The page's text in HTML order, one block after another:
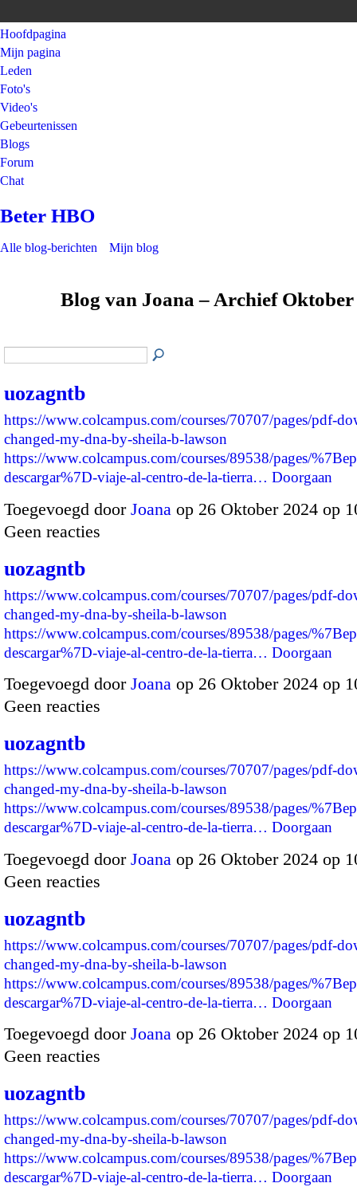
Hoofdpagina
Mijn pagina
Leden
Foto's
Video's
Gebeurtenissen
Blogs
Forum
Chat
Beter HBO
Alle blog-berichten Mijn blog
Blog van Joana – Archief
uozagntb
https://www.colcampus.com/courses/70707/pages/pdf-
changed-my-dna-by-sheila-b-lawson
https://www.colcampus.com/courses/89538/pages/
descargar%7D-viaje-al-centro-de-la-tierra… Doorgaan
Toegevoegd door Joana op 26 Oktober 2024 op
Geen reacties
uozagntb
https://www.colcampus.com/courses/70707/pages/pdf-
changed-my-dna-by-sheila-b-lawson
https://www.colcampus.com/courses/89538/pages/
descargar%7D-viaje-al-centro-de-la-tierra… Doorgaan
Toegevoegd door Joana op 26 Oktober 2024 op
Geen reacties
uozagntb
https://www.colcampus.com/courses/70707/pages/pdf-
changed-my-dna-by-sheila-b-lawson
https://www.colcampus.com/courses/89538/pages/
descargar%7D-viaje-al-centro-de-la-tierra… Doorgaan
Toegevoegd door Joana op 26 Oktober 2024 op
Geen reacties
uozagntb
https://www.colcampus.com/courses/70707/pages/pdf-
changed-my-dna-by-sheila-b-lawson
https://www.colcampus.com/courses/89538/pages/
descargar%7D-viaje-al-centro-de-la-tierra… Doorgaan
Toegevoegd door Joana op 26 Oktober 2024 op
Geen reacties
uozagntb
https://www.colcampus.com/courses/70707/pages/pdf-
changed-my-dna-by-sheila-b-lawson
https://www.colcampus.com/courses/89538/pages/
descargar%7D-viaje-al-centro-de-la-tierra… Doorgaan